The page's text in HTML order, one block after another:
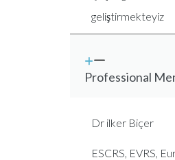
geliştirmekteyiz
Professional
Dr ilker Biçer
ESCRS, EVRS,